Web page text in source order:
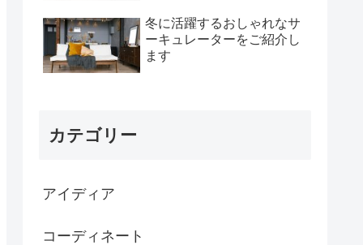
冬に活躍するおしゃれなサ
ーキュレーターをご紹介し
ます
カテゴリー
アイディア
コーディネート